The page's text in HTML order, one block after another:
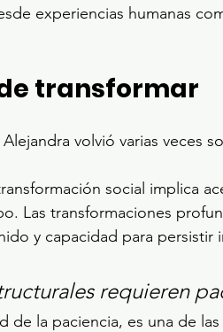
experiencias humanas
transformar
volvió varias veces
social implica
Las transformaciones
y capacidad para persistir
requieren
de la paciencia, es una de